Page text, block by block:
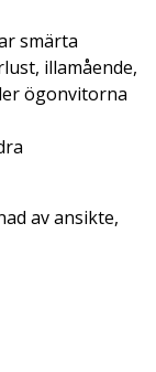
smärta
illamående,
ögonvitorna
av ansikte,